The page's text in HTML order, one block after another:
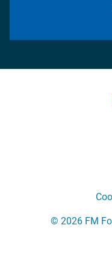
© 2026 FM